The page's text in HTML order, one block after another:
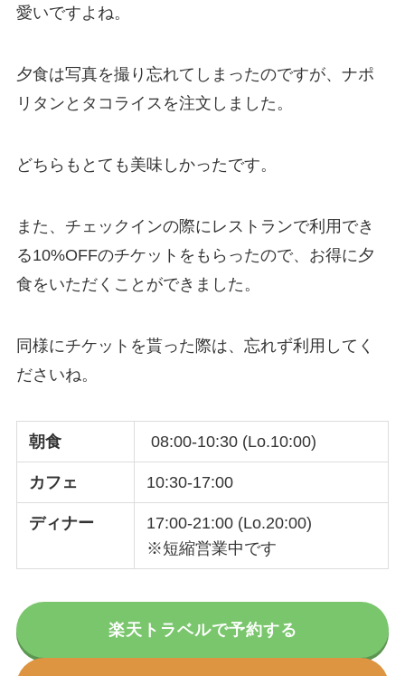
愛いですよね。
夕食は写真を撮り忘れてしまったのですが、ナポ
リタンとタコライスを注文しました。
どちらもとても美味しかったです。
また、チェックインの際にレストランで利用でき
る10%OFFのチケットをもらったので、お得に夕
食をいただくことができました。
同様にチケットを貰った際は、忘れず利用してく
ださいね。
朝食 08:00-10:30 (Lo.10:00)
カフェ 10:30-17:00
ディナー
17:00-21:00 (Lo.20:00)
※短縮営業中です
楽天トラベルで予約する